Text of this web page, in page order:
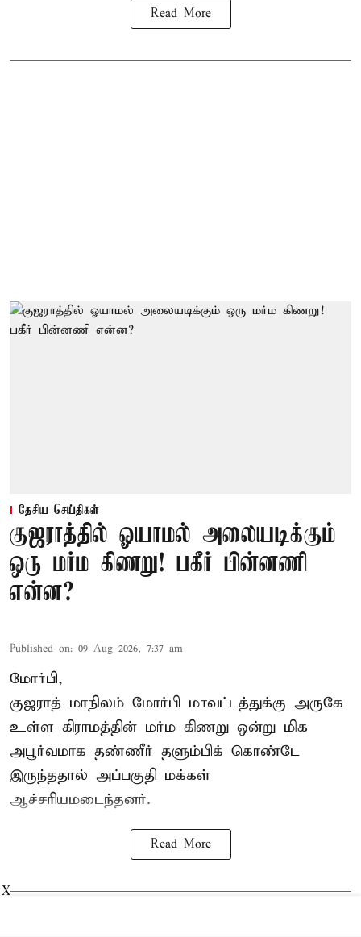
Read More
தேசிய செய்திகள்
குஜராத்தில் ஓயாமல் அலையடிக்கும்
ஒரு மர்ம கிணறு! பகீர் பின்னணி
என்ன?
Published on: 09 Aug 2026, 7:37 am
மோர்பி,
குஜராத் மாநிலம் மோர்பி மாவட்டத்துக்கு அருகே
உள்ள கிராமத்தின் மர்ம கிணறு ஒன்று மிக
அபூர்வமாக தண்ணீர் தளும்பிக் கொண்டே
இருந்ததால் அப்பகுதி மக்கள்
ஆச்சரியமடைந்தனர்.
Read More
X